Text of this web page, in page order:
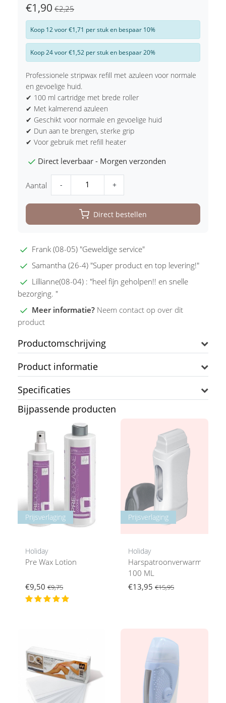
€1,90 €2,25
Koop 12 voor €1,71 per stuk en bespaar 10%
Koop 24 voor €1,52 per stuk en bespaar 20%
Professionele stripwax refill met azuleen voor normale
en gevoelige huid.
✔ 100 ml cartridge met brede roller
✔ Met kalmerend azuleen
✔ Geschikt voor normale en gevoelige huid
✔ Dun aan te brengen, sterke grip
✔ Voor gebruik met refill heater
Direct leverbaar - Morgen verzonden
Aantal - +
Direct bestellen
Frank (08-05) "Geweldige service"
Samantha (26-4) "Super product en top levering!"
Lillianne(08-04) : "heel fijn geholpen!! en snelle
bezorging. "
Meer informatie? Neem contact op over dit
product
Productomschrijving
Product informatie
Specificaties
Bijpassende producten
Prijsverlaging
Holiday
Pre Wax Lotion
€9,50 €9,75
Prijsverlaging
Holiday
Harspatroonverwarmer
100 ML
€13,95 €15,95